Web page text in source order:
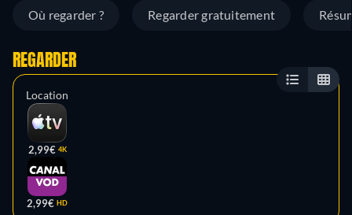
Où regarder ? Regarder gratuitement
REGARDER
Location
2,99€ 4K
2,99€ HD